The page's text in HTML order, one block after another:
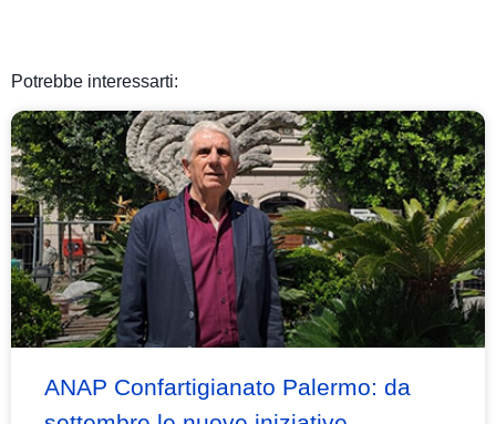
Potrebbe interessarti:
ANAP Confartigianato Palermo: da